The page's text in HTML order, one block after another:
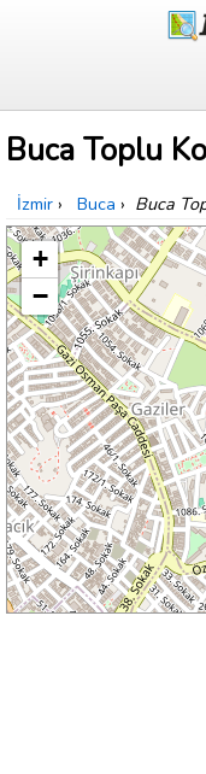
Buca Toplu
İzmir › Buca › Buca
+
−